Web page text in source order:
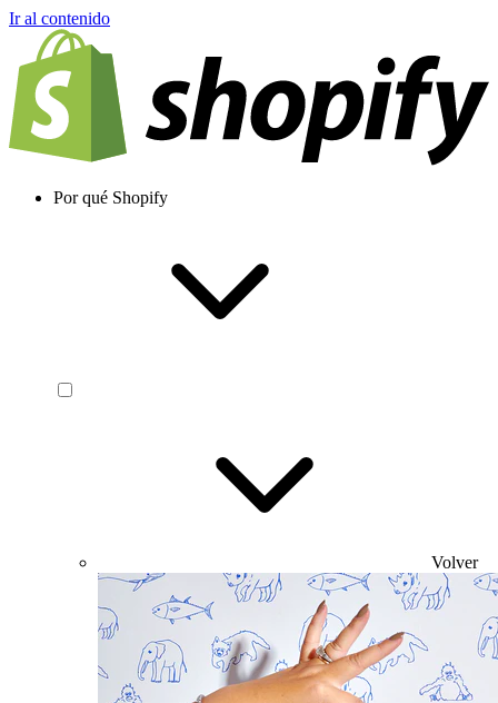
Ir al contenido
Por qué Shopify
Volver